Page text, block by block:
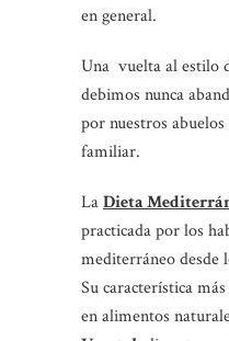
en general.
Una vuelta al estilo
debimos nunca
por nuestros
familiar.
LaDieta
practicada por los
mediterráneo desde
Su característica
en alimentos